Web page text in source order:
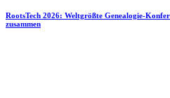
RootsTech 2026: Weltgrößte Genealogie-
zusammen